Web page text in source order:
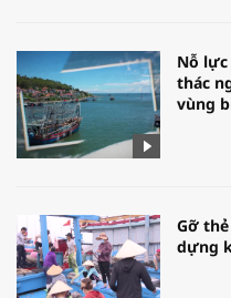
Nỗ
thác
vùng
Gỡ
dựng